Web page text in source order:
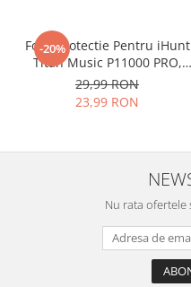
-20%
Folie Protectie Pentru iHunt
Titan Music P11000 PRO,
VDOO
29,99 RON
23,99 RON
Nu rata